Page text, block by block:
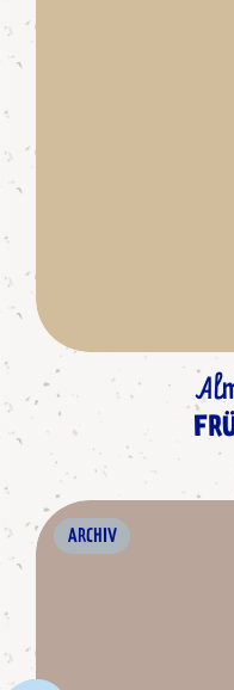
ARCHIV